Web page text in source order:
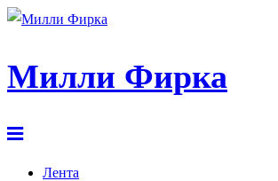
Милли Фирка
Лента